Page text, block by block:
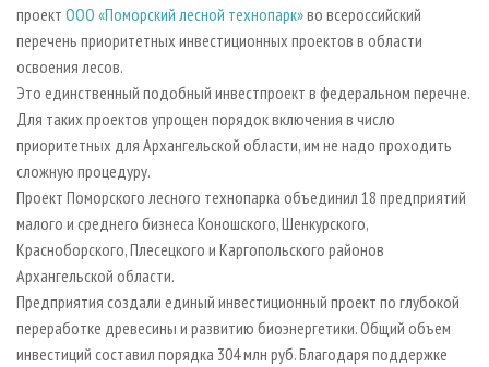
ИНСТРУМЕНТ И МАТЕРИАЛЫ
БИБЛИОТЕКА СПЕЦИАЛИСТА
проект ООО «Поморский лесной технопарк»во всероссийский
перечень приоритетных инвестиционных проектов в области
освоения лесов.
Это единственный подобный инвестпроект в федеральном перечне.
Для таких проектов упрощен порядок включения в число
приоритетных для Архангельской области, им не надо проходить
сложную процедуру.
Проект Поморского лесного технопарка объединил 18 предприятий
малого и среднего бизнеса Коношского, Шенкурского,
Красноборского, Плесецкого и Каргопольского районов
Архангельской области.
Предприятия создали единый инвестиционный проект по глубокой
переработке древесины и развитию биоэнергетики. Общий объем
инвестиций составил порядка 304 млн руб. Благодаря поддержке